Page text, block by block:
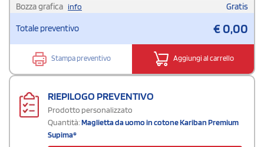
Bozza grafica info Gratis
Totale preventivo €0,00
Stampa preventivo Aggiungi al carrello
RIEPILOGO PREVENTIVO
Prodotto personalizzato
Quantità:Maglietta da uomo in cotone Kariban Premium
Supima®